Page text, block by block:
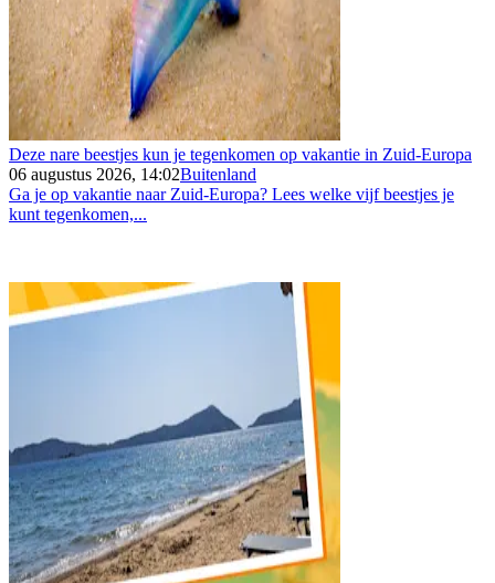
Deze nare beestjes kun je tegenkomen op vakantie in Zuid-Europa
06 augustus 2026, 14:02Buitenland
Ga je op vakantie naar Zuid-Europa? Lees welke vijf beestjes je
kunt tegenkomen,...